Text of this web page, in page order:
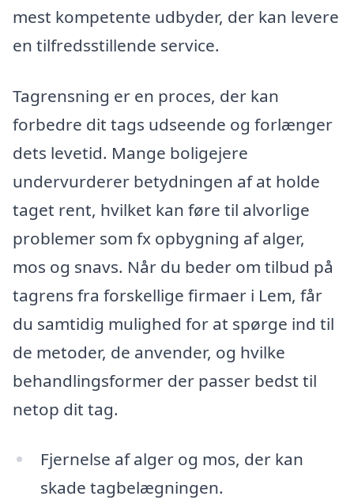
mest kompetente udbyder, der kan levere
en tilfredsstillende service.
Tagrensning er en proces, der kan
forbedre dit tags udseende og forlænger
dets levetid. Mange boligejere
undervurderer betydningen af at holde
taget rent, hvilket kan føre til alvorlige
problemer som fx opbygning af alger,
mos og snavs. Når du beder om tilbud på
tagrens fra forskellige firmaer i Lem, får
du samtidig mulighed for at spørge ind til
de metoder, de anvender, og hvilke
behandlingsformer der passer bedst til
netop dit tag.
Fjernelse af alger og mos, der kan
skade tagbelægningen.